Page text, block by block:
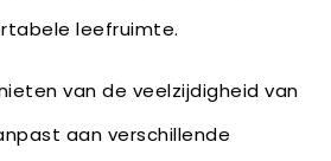
leefruimte.
van de veelzijdigheid van
aan verschillende